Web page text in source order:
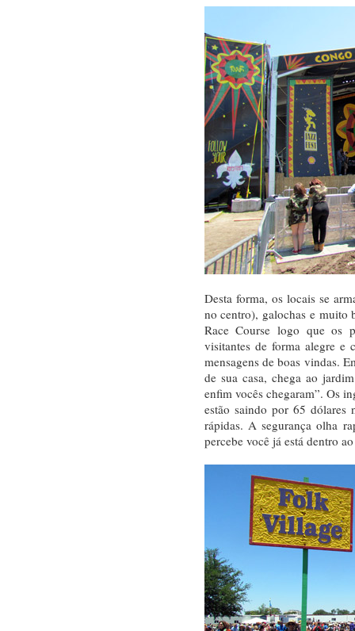
Desta forma, os locais se
no centro), galochas e muito
Race Course logo que os
visitantes de forma alegre e
mensagens de boas vindas.
de sua casa, chega ao
enfim vocês chegaram”. Os
estão saindo por 65 dólares
rápidas. A segurança olha
percebe você já está dentro